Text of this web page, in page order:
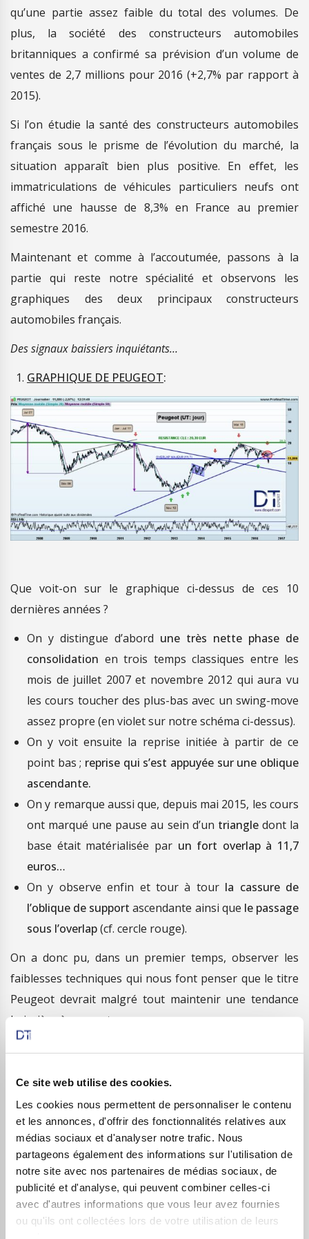
Ce site web utilise des cookies.
Les cookies nous permettent de personnaliser le contenu
et les annonces, d'offrir des fonctionnalités relatives aux
médias sociaux et d'analyser notre trafic. Nous
partageons également des informations sur l'utilisation de
notre site avec nos partenaires de médias sociaux, de
publicité et d'analyse, qui peuvent combiner celles-ci
avec d'autres informations que vous leur avez fournies
ou qu'ils ont collectées lors de votre utilisation de leurs
qu’une partie assez faible du total des volumes. De
plus, la société des constructeurs automobiles
britanniques a confirmé sa prévision d’un volume de
ventes de 2,7 millions pour 2016 (+2,7% par rapport à
2015).
Si l’on étudie la santé des constructeurs automobiles
français sous le prisme de l’évolution du marché, la
situation apparaît bien plus positive. En effet, les
immatriculations de véhicules particuliers neufs ont
affiché une hausse de 8,3% en France au premier
semestre 2016.
Maintenant et comme à l’accoutumée, passons à la
partie qui reste notre spécialité et observons les
graphiques des deux principaux constructeurs
automobiles français.
Des signaux baissiers inquiétants…
GRAPHIQUE DE PEUGEOT:
Que voit-on sur le graphique ci-dessus de ces 10
dernières années ?
On y distingue d’abord une très nette phase de
consolidation en trois temps classiques entre les
mois de juillet 2007 et novembre 2012 qui aura vu
les cours toucher des plus-bas avec un swing-move
assez propre (en violet sur notre schéma ci-dessus).
On y voit ensuite la reprise initiée à partir de ce
point bas ; reprise qui s’est appuyée sur une oblique
ascendante.
On y remarque aussi que, depuis mai 2015, les cours
ont marqué une pause au sein d’un triangledont la
base était matérialisée par un fort overlap à 11,7
euros…
On y observe enfin et tour à tour la cassure de
l’oblique de support ascendante ainsi que le passage
sous l’overlap(cf. cercle rouge).
On a donc pu, dans un premier temps, observer les
faiblesses techniques qui nous font penser que le titre
Peugeot devrait malgré tout maintenir une tendance
baissière à moyen terme.
Sans écarter une légère poursuite du rebond actuel et
un éventuel retour vers le gap du Brexit autour des
12,60 euros, et tant que notre point pivot situé sur les
14 euros (haut du triangle et pullback de l’ancienne
oblique de support) n’est pas nettement dépassé,
nous optons pour une reprise de la tendance baissière
avec un premier objectif sur le seuil psychologique des
10 euros.Sous ce palier, une accélération en direction